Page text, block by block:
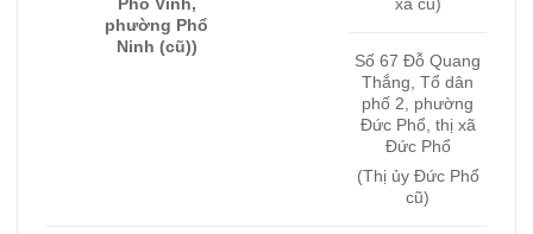
phường Phổ
Ninh (cũ))
Số 67 Đỗ Quang
Thắng, Tổ dân
phố 2, phường
Đức Phổ, thị xã
Đức Phổ
(Thị ủy Đức Phổ
cũ)